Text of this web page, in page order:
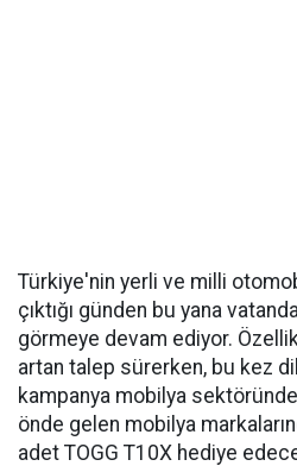
Türkiye'nin yerli ve milli
çıktığı günden bu yana
görmeye devam ediyor.
artan talep sürerken, bu kez
kampanya mobilya
önde gelen mobilya
adet TOGG T10X hediye